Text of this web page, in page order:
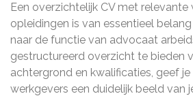
Een overzichtelijk CV met relevante
opleidingen is van essentieel
naar de functie van advocaat
gestructureerd overzicht te bieden
achtergrond en kwalificaties, geef
werkgevers een duidelijk beeld van